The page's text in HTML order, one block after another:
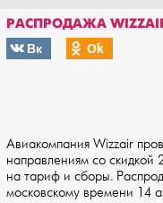
РАСПРОДАЖА
Вк
Оk
Авиакомпания Wizzair
направлениям со скидкой
на тариф и сборы.
московскому времени 14